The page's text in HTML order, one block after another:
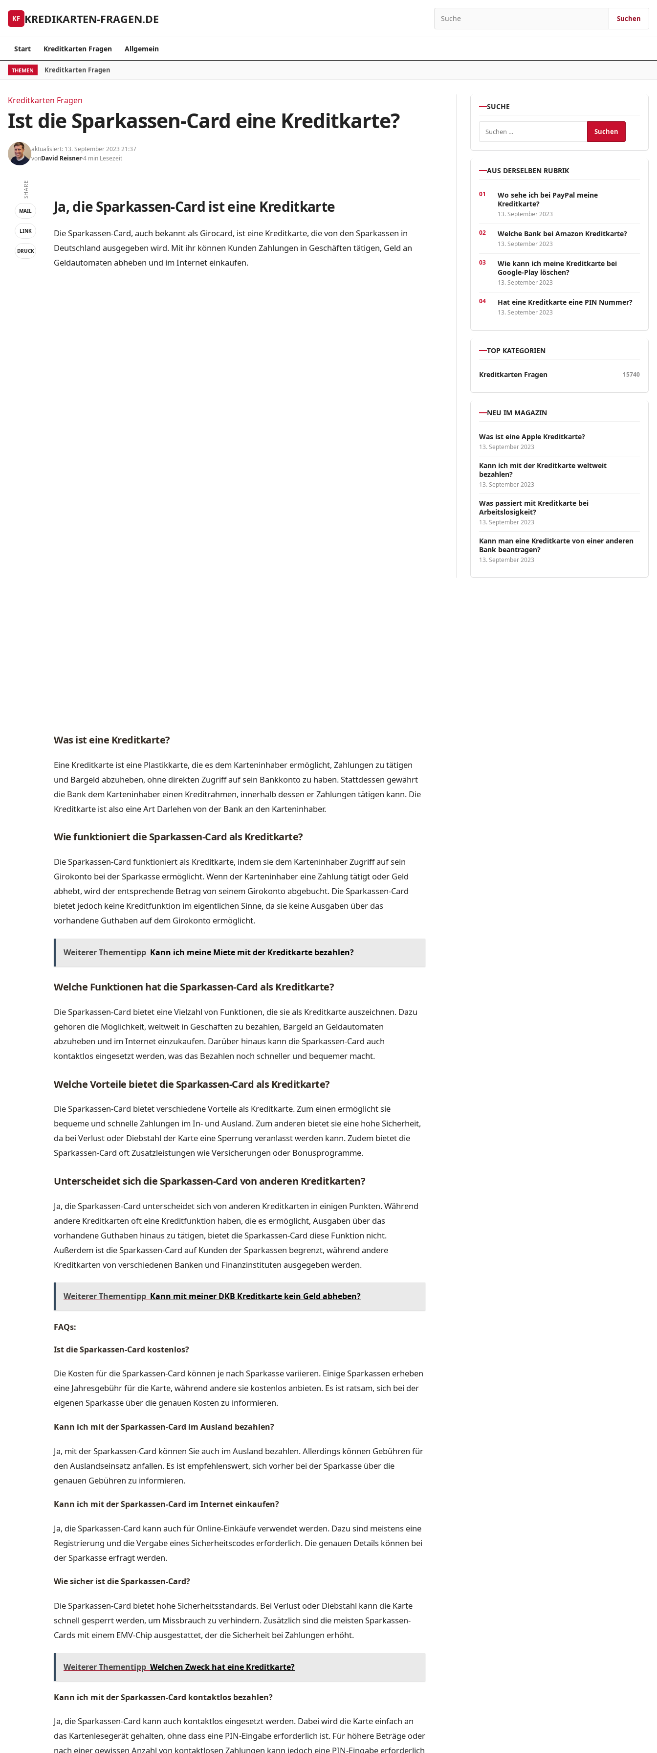
KF KREDIKARTEN-FRAGEN.DE Search for: Suchen
Start Kreditkarten Fragen Allgemein
THEMEN Kreditkarten Fragen
Kreditkarten Fragen
Ist die Sparkassen-Card eine Kreditkarte?
aktualisiert: 13. September 2023 21:37
vonDavid Reisner4 min Lesezeit
SHARE
MAIL
LINK
DRUCK
Ja, die Sparkassen-Card ist eine Kreditkarte
Die Sparkassen-Card, auch bekannt als Girocard, ist eine Kreditkarte, die von den Sparkassen in
Deutschland ausgegeben wird. Mit ihr können Kunden Zahlungen in Geschäften tätigen, Geld an
Geldautomaten abheben und im Internet einkaufen.
Was ist eine Kreditkarte?
Eine Kreditkarte ist eine Plastikkarte, die es dem Karteninhaber ermöglicht, Zahlungen zu tätigen
und Bargeld abzuheben, ohne direkten Zugriff auf sein Bankkonto zu haben. Stattdessen gewährt
die Bank dem Karteninhaber einen Kreditrahmen, innerhalb dessen er Zahlungen tätigen kann. Die
Kreditkarte ist also eine Art Darlehen von der Bank an den Karteninhaber.
Wie funktioniert die Sparkassen-Card als Kreditkarte?
Die Sparkassen-Card funktioniert als Kreditkarte, indem sie dem Karteninhaber Zugriff auf sein
Girokonto bei der Sparkasse ermöglicht. Wenn der Karteninhaber eine Zahlung tätigt oder Geld
abhebt, wird der entsprechende Betrag von seinem Girokonto abgebucht. Die Sparkassen-Card
bietet jedoch keine Kreditfunktion im eigentlichen Sinne, da sie keine Ausgaben über das
vorhandene Guthaben auf dem Girokonto ermöglicht.
Weiterer Thementipp Kann ich meine Miete mit der Kreditkarte bezahlen?
Welche Funktionen hat die Sparkassen-Card als Kreditkarte?
Die Sparkassen-Card bietet eine Vielzahl von Funktionen, die sie als Kreditkarte auszeichnen. Dazu
gehören die Möglichkeit, weltweit in Geschäften zu bezahlen, Bargeld an Geldautomaten
abzuheben und im Internet einzukaufen. Darüber hinaus kann die Sparkassen-Card auch
kontaktlos eingesetzt werden, was das Bezahlen noch schneller und bequemer macht.
Welche Vorteile bietet die Sparkassen-Card als Kreditkarte?
Die Sparkassen-Card bietet verschiedene Vorteile als Kreditkarte. Zum einen ermöglicht sie
bequeme und schnelle Zahlungen im In- und Ausland. Zum anderen bietet sie eine hohe Sicherheit,
da bei Verlust oder Diebstahl der Karte eine Sperrung veranlasst werden kann. Zudem bietet die
Sparkassen-Card oft Zusatzleistungen wie Versicherungen oder Bonusprogramme.
Unterscheidet sich die Sparkassen-Card von anderen Kreditkarten?
Ja, die Sparkassen-Card unterscheidet sich von anderen Kreditkarten in einigen Punkten. Während
andere Kreditkarten oft eine Kreditfunktion haben, die es ermöglicht, Ausgaben über das
vorhandene Guthaben hinaus zu tätigen, bietet die Sparkassen-Card diese Funktion nicht.
Außerdem ist die Sparkassen-Card auf Kunden der Sparkassen begrenzt, während andere
Kreditkarten von verschiedenen Banken und Finanzinstituten ausgegeben werden.
Weiterer Thementipp Kann mit meiner DKB Kreditkarte kein Geld abheben?
FAQs:
Ist die Sparkassen-Card kostenlos?
Die Kosten für die Sparkassen-Card können je nach Sparkasse variieren. Einige Sparkassen erheben
eine Jahresgebühr für die Karte, während andere sie kostenlos anbieten. Es ist ratsam, sich bei der
eigenen Sparkasse über die genauen Kosten zu informieren.
Kann ich mit der Sparkassen-Card im Ausland bezahlen?
Ja, mit der Sparkassen-Card können Sie auch im Ausland bezahlen. Allerdings können Gebühren für
den Auslandseinsatz anfallen. Es ist empfehlenswert, sich vorher bei der Sparkasse über die
genauen Gebühren zu informieren.
Kann ich mit der Sparkassen-Card im Internet einkaufen?
Ja, die Sparkassen-Card kann auch für Online-Einkäufe verwendet werden. Dazu sind meistens eine
Registrierung und die Vergabe eines Sicherheitscodes erforderlich. Die genauen Details können bei
der Sparkasse erfragt werden.
Wie sicher ist die Sparkassen-Card?
Die Sparkassen-Card bietet hohe Sicherheitsstandards. Bei Verlust oder Diebstahl kann die Karte
schnell gesperrt werden, um Missbrauch zu verhindern. Zusätzlich sind die meisten Sparkassen-
Cards mit einem EMV-Chip ausgestattet, der die Sicherheit bei Zahlungen erhöht.
Weiterer Thementipp Welchen Zweck hat eine Kreditkarte?
Kann ich mit der Sparkassen-Card kontaktlos bezahlen?
Ja, die Sparkassen-Card kann auch kontaktlos eingesetzt werden. Dabei wird die Karte einfach an
das Kartenlesegerät gehalten, ohne dass eine PIN-Eingabe erforderlich ist. Für höhere Beträge oder
nach einer gewissen Anzahl von kontaktlosen Zahlungen kann jedoch eine PIN-Eingabe erforderlich
SUCHE
Suchen nach:
AUS DERSELBEN RUBRIK
Wo sehe ich bei PayPal meine
Kreditkarte?
13. September 2023
Welche Bank bei Amazon Kreditkarte?
13. September 2023
Wie kann ich meine Kreditkarte bei
Google-Play löschen?
13. September 2023
Hat eine Kreditkarte eine PIN Nummer?
13. September 2023
TOP KATEGORIEN
Kreditkarten Fragen 15740
NEU IM MAGAZIN
Was ist eine Apple Kreditkarte?
13. September 2023
Kann ich mit der Kreditkarte weltweit
bezahlen?
13. September 2023
Was passiert mit Kreditkarte bei
Arbeitslosigkeit?
13. September 2023
Kann man eine Kreditkarte von einer anderen
Bank beantragen?
13. September 2023